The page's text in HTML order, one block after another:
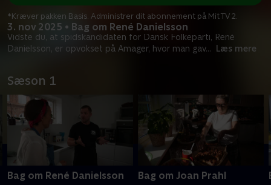
3. nov 2025 • Bag om René Danielsson
Vidste du, at spidskandidaten for Dansk Folkeparti, René
Danielsson, er opvokset på Amager, hvor man gav... Læs mere
*Kræver pakken Basis. Administrer dit abonnement på Mit TV 2.
Sæson 1
Bag om René Danielsson Bag om Joan Prahl